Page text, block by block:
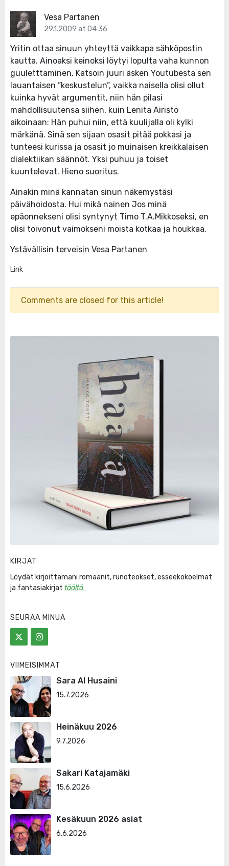
Vesa Partanen
29.1.2009 at 04:36
Yritin ottaa sinuun yhteyttä vaikkapa sähköpostin
kautta. Ainoaksi keinoksi löytyi lopulta vaha kunnon
guuletttaminen. Katsoin juuri äsken Youtubesta sen
lauantaisen ”keskustelun”, vaikka naisella olisi ollut
kuinka hyvät argumentit, niin hän pilasi
mahdollisuutensa siihen, kuin Lenita Airisto
aikoinaan: Hän puhui niin, että kuulijalla oli kylki
märkänä. Sinä sen sijaan osasit pitää pokkasi ja
tunteesi kurissa ja osasit jo muinaisen kreikkalaisen
dialektiikan säännöt. Yksi puhuu ja toiset
kuuntelevat. Hieno suoritus.
Ainakin minä kannatan sinun näkemystäsi
päivähoidosta. Hui mikä nainen Jos minä
epäonnekseni olisi syntynyt Timo T.A.Mikkoseksi, en
olisi toivonut vaimokseni moista kotkaa ja houkkaa.
Ystävällisin terveisin Vesa Partanen
Link
Comments are closed for this article!
KIRJAT
Löydät kirjoittamani romaanit, runoteokset, esseekokoelmat
ja fantasiakirjat täältä.
SEURAA MINUA
VIIMEISIMMÄT
Sara Al Husaini
15.7.2026
Heinäkuu 2026
9.7.2026
Sakari Katajamäki
15.6.2026
Kesäkuun 2026 asiat
6.6.2026